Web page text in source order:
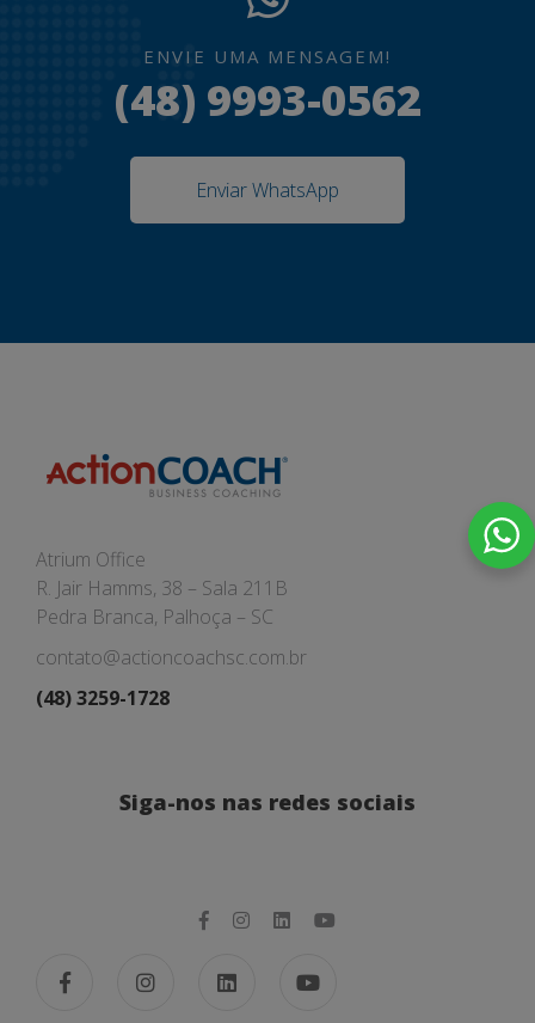
ENVIE UMA MENSAGEM!
(48) 9993-0562
Enviar WhatsApp
Atrium Office
R. Jair Hamms, 38 – Sala 211B
Pedra Branca, Palhoça – SC
contato@actioncoachsc.com.br
(48) 3259-1728
Siga-nos nas redes sociais